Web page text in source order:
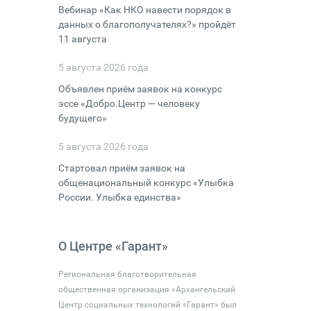
Вебинар «Как НКО навести порядок в
данных о благополучателях?» пройдёт
11 августа
5 августа 2026 года
Объявлен приём заявок на конкурс
эссе «Добро.Центр — человеку
будущего»
5 августа 2026 года
Стартовал приём заявок на
общенациональный конкурс «Улыбка
России. Улыбка единства»
О Центре «Гарант»
Региональная благотворительная
общественная организация «Архангельский
Центр социальных технологий «Гарант» был